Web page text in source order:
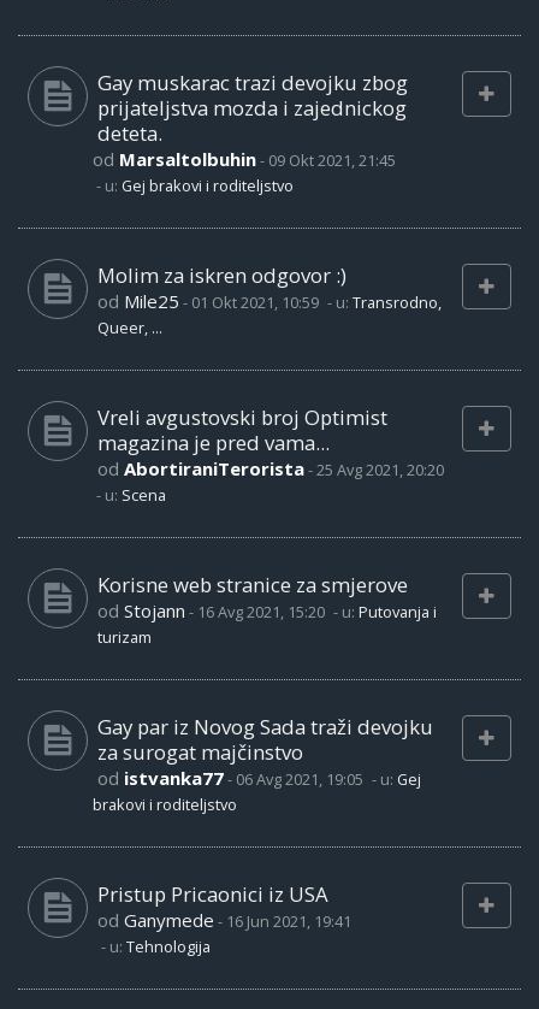
Gay muskarac trazi devojku zbog
prijateljstva mozda i zajednickog
deteta.
od Marsaltolbuhin- 09 Okt 2021, 21:45
- u: Gej brakovi i roditeljstvo
Molim za iskren odgovor :)
od Mile25 - 01 Okt 2021, 10:59 - u: Transrodno,
Queer, ...
Vreli avgustovski broj Optimist
magazina je pred vama...
od AbortiraniTerorista-25 Avg 2021, 20:20
- u: Scena
Korisne web stranice za smjerove
od Stojann - 16 Avg 2021, 15:20 - u: Putovanja i
turizam
Gay par iz Novog Sada traži devojku
za surogat majčinstvo
od istvanka77- 06 Avg 2021, 19:05 - u: Gej
brakovi i roditeljstvo
Pristup Pricaonici iz USA
od Ganymede - 16 Jun 2021, 19:41
- u: Tehnologija